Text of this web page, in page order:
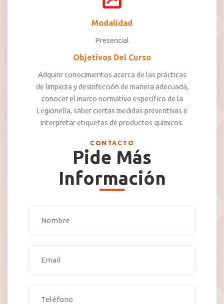
Modalidad
Presencial
Objetivos Del Curso
Adquirir conocimientos acerca de las prácticas
de limpieza y desinfección de manera adecuada,
conocer el marco normativo específico de la
Legionella, saber ciertas medidas preventivas e
interpretar etiquetas de productos químicos.
CONTACTO
Pide Más
Información